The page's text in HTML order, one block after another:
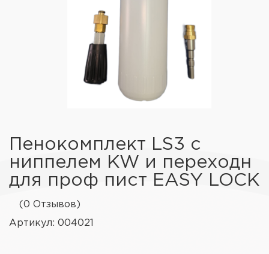
Пенокомплект LS3 с
ниппелем KW и переходн
для проф пист EASY LOCK
(0 Отзывов)
Артикул: 004021